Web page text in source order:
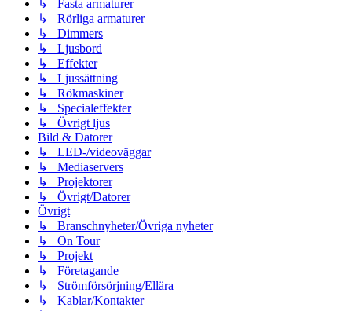
↳ Fasta armaturer
↳ Rörliga armaturer
↳ Dimmers
↳ Ljusbord
↳ Effekter
↳ Ljussättning
↳ Rökmaskiner
↳ Specialeffekter
↳ Övrigt ljus
Bild & Datorer
↳ LED-/videoväggar
↳ Mediaservers
↳ Projektorer
↳ Övrigt/Datorer
Övrigt
↳ Branschnyheter/Övriga nyheter
↳ On Tour
↳ Projekt
↳ Företagande
↳ Strömförsörjning/Ellära
↳ Kablar/Kontakter